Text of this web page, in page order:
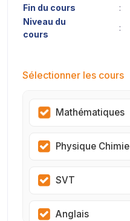
Fin du cours
:
Niveau du
cours
:
Sélectionner les cours
Mathématiques
Physique Chimie
SVT
Anglais